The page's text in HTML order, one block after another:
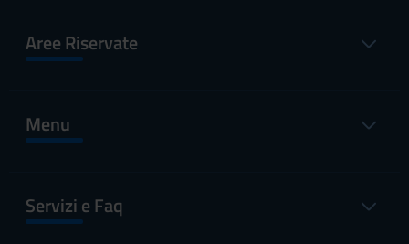
Aree Riservate
Menu
Servizi e Faq